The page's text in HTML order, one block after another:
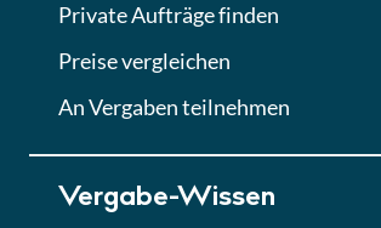
Lektion 6
Abgabe von Angeboten
Lektion
Lektion 7
Finales Quiz
Private Aufträge finden
Preise vergleichen
An Vergaben teilnehmen
Vergabe-Wissen